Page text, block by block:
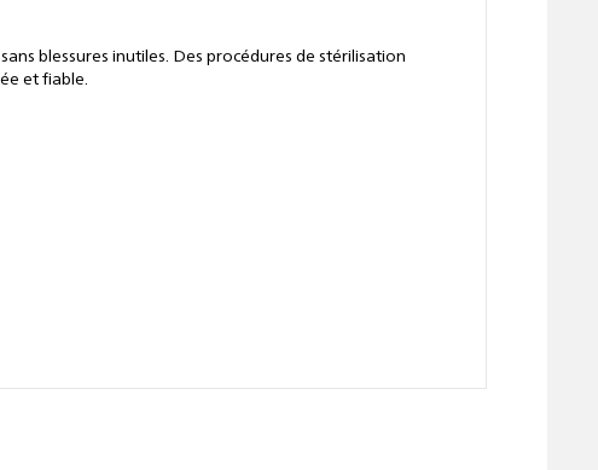
blessures inutiles. Des procédures de stérilisation
et fiable.